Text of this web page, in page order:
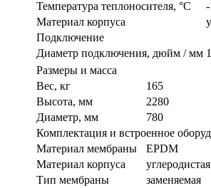
Температура теплоносителя, °С
Материал корпуса
Подключение
Диаметр подключения, дюйм / мм
Размеры и масса
Вес, кг
165
Высота, мм
2280
Диаметр, мм
780
Комплектация и встроенное
Материал мембраны
EPDM
Материал корпуса
Тип мембраны
заменяемая